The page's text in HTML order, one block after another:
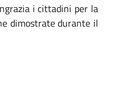
i cittadini per la
dimostrate durante il